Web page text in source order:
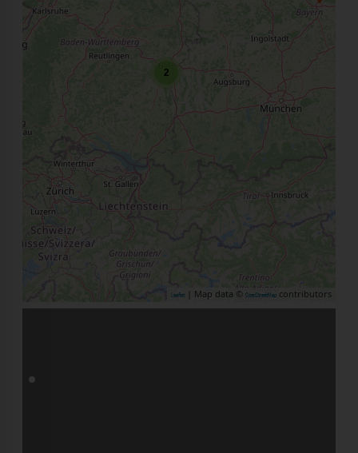
2
Leaflet | Map data © OpenStreetMap contributors